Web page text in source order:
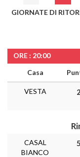
GIORNATE DI
ORE : 20:00
Casa
VESTA
CASAL
BIANCO